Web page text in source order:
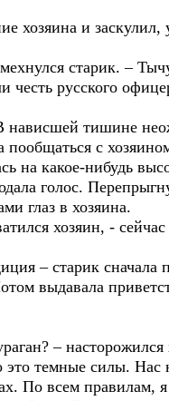
хозяина и
старик. –
честь русского
нависшей тишине
с
на какое-нибудь
голос.
глаз в хозяина.
хозяин, -
– старик
выдавала
–
это темные силы.
По всем